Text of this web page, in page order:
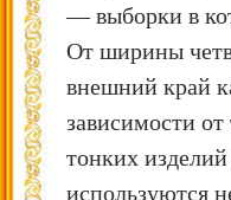
— выборки в
От ширины
внешний край
зависимости
тонких
используются